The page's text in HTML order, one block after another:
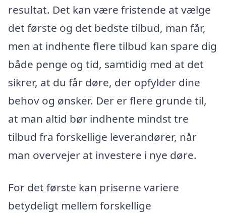
resultat. Det kan være fristende at vælge
det første og det bedste tilbud, man får,
men at indhente flere tilbud kan spare dig
både penge og tid, samtidig med at det
sikrer, at du får døre, der opfylder dine
behov og ønsker. Der er flere grunde til,
at man altid bør indhente mindst tre
tilbud fra forskellige leverandører, når
man overvejer at investere i nye døre.
For det første kan priserne variere
betydeligt mellem forskellige